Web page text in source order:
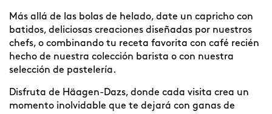
Más allá de las bolas de helado, date un capricho con
batidos, deliciosas creaciones diseñadas por nuestros
chefs, o combinando tu receta favorita con café recién
hecho de nuestra colección barista o con nuestra
selección de pastelería.
Disfruta de Häagen-Dazs, donde cada visita crea un
momento inolvidable que te dejará con ganas de